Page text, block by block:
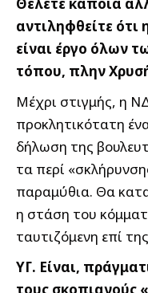
αντιληφθείτε ότι
είναι έργο όλων
τόπου, πλην
Μέχρι στιγμής, η
προκλητικότατη
δήλωση της
τα περί
παραμύθια. Θα
η στάση του
ταυτιζόμενη επί
ΥΓ. Είναι,